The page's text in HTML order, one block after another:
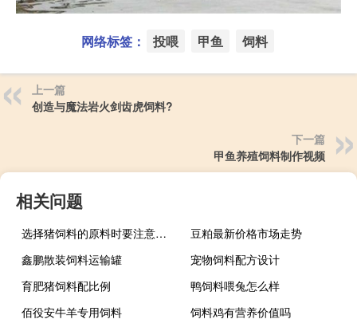
网络标签： 投喂 甲鱼 饲料
上一篇
创造与魔法岩火剑齿虎饲料?
下一篇
甲鱼养殖饲料制作视频
相关问题
选择猪饲料的原料时要注意哪些问题?
豆粕最新价格市场走势
鑫鹏散装饲料运输罐
宠物饲料配方设计
育肥猪饲料配比例
鸭饲料喂兔怎么样
佰役安牛羊专用饲料
饲料鸡有营养价值吗